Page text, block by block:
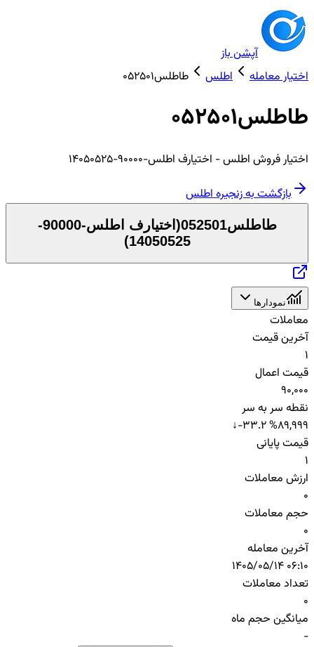
آپشن باز
اختیار معامله
اطلس طاطلس052501
طاطلس052501
اختیارفروش اطلس- اختیارف اطلس-90000-14050525
بازگشت به زنجیرهاطلس
طاطلس052501 (
اختیارف اطلس-90000-
14050525
)
نمودارها
معاملات
آخرین قیمت
1
قیمت اعمال
90,000
نقطه سر به سر
89,999
↓-33.2 %
قیمت پایانی
1
ارزش معاملات
0
حجم معاملات
0
آخرین معامله
1405/05/14 06:10
تعداد معاملات
0
میانگین حجم ماه
-